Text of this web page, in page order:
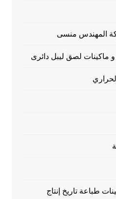
المهندس منسى
ماكينات لصق ليبل دائرى
طباعة تاريخ إنتاج